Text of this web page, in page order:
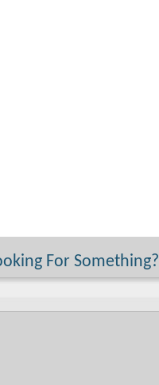
For Something?